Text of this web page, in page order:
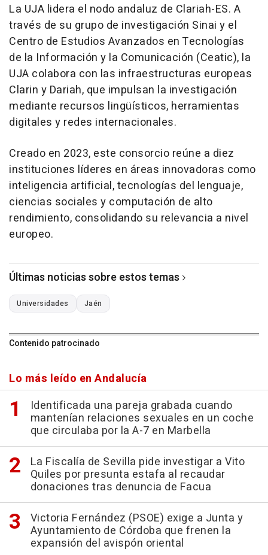
La UJA lidera el nodo andaluz de Clariah-ES. A
través de su grupo de investigación Sinai y el
Centro de Estudios Avanzados en Tecnologías
de la Información y la Comunicación (Ceatic), la
UJA colabora con las infraestructuras europeas
Clarin y Dariah, que impulsan la investigación
mediante recursos lingüísticos, herramientas
digitales y redes internacionales.
Creado en 2023, este consorcio reúne a diez
instituciones líderes en áreas innovadoras como
inteligencia artificial, tecnologías del lenguaje,
ciencias sociales y computación de alto
rendimiento, consolidando su relevancia a nivel
europeo.
Últimas noticias sobre estos temas
Universidades Jaén
Contenido patrocinado
Lo más leído en Andalucía
Identificada una pareja grabada cuando
mantenían relaciones sexuales en un coche
que circulaba por la A-7 en Marbella
La Fiscalía de Sevilla pide investigar a Vito
Quiles por presunta estafa al recaudar
donaciones tras denuncia de Facua
Victoria Fernández (PSOE) exige a Junta y
Ayuntamiento de Córdoba que frenen la
expansión del avispón oriental